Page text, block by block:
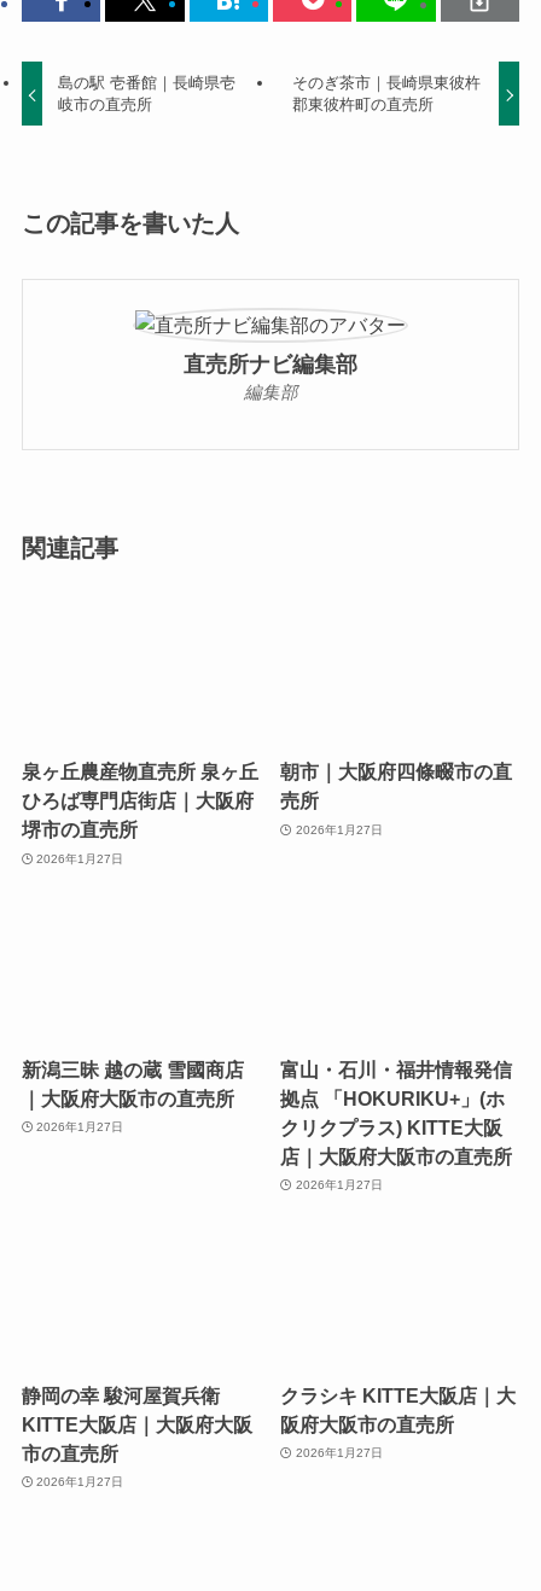
島の駅 壱番館｜長崎県壱
岐市の直売所
そのぎ茶市｜長崎県東彼杵
郡東彼杵町の直売所
この記事を書いた人
直売所ナビ編集部
編集部
関連記事
泉ヶ丘農産物直売所 泉ヶ丘
ひろば専門店街店｜大阪府
堺市の直売所
2026年1月27日
朝市｜大阪府四條畷市の直
売所
2026年1月27日
新潟三昧 越の蔵 雪國商店
｜大阪府大阪市の直売所
2026年1月27日
富山・石川・福井情報発信
拠点 「HOKURIKU+」(ホ
クリクプラス) KITTE大阪
店｜大阪府大阪市の直売所
2026年1月27日
静岡の幸 駿河屋賀兵衛
KITTE大阪店｜大阪府大阪
市の直売所
2026年1月27日
クラシキ KITTE大阪店｜大
阪府大阪市の直売所
2026年1月27日